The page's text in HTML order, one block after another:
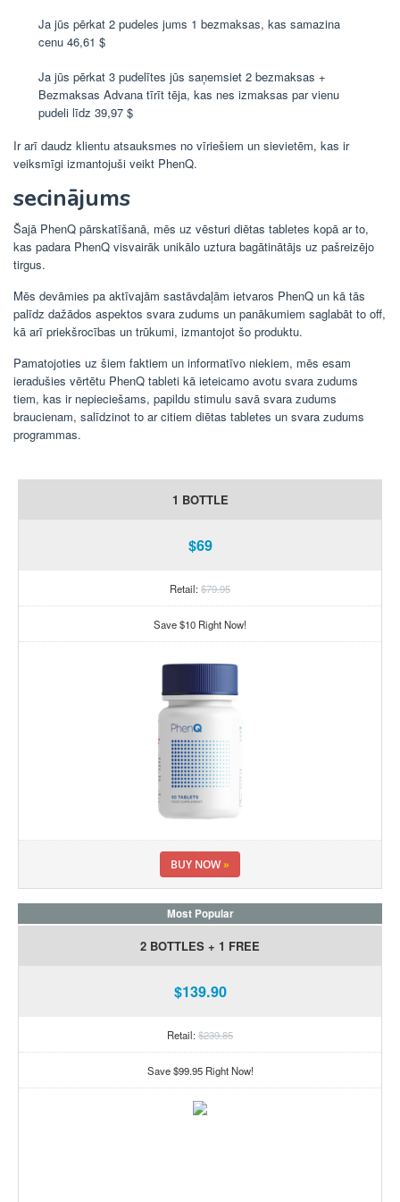
Ja jūs pērkat 2 pudeles jums 1 bezmaksas, kas samazina
cenu 46,61 $
Ja jūs pērkat 3 pudelītes jūs saņemsiet 2 bezmaksas +
Bezmaksas Advana tīrīt tēja, kas nes izmaksas par vienu
pudeli līdz 39,97 $
Ir arī daudz klientu atsauksmes no vīriešiem un sievietēm, kas ir
veiksmīgi izmantojuši veikt PhenQ.
secinājums
Šajā PhenQ pārskatīšanā, mēs uz vēsturi diētas tabletes kopā ar to,
kas padara PhenQ visvairāk unikālo uztura bagātinātājs uz pašreizējo
tirgus.
Mēs devāmies pa aktīvajām sastāvdaļām ietvaros PhenQ un kā tās
palīdz dažādos aspektos svara zudums un panākumiem saglabāt to off,
kā arī priekšrocības un trūkumi, izmantojot šo produktu.
Pamatojoties uz šiem faktiem un informatīvo niekiem, mēs esam
ieradušies vērtētu PhenQ tableti kā ieteicamo avotu svara zudums
tiem, kas ir nepieciešams, papildu stimulu savā svara zudums
braucienam, salīdzinot to ar citiem diētas tabletes un svara zudums
programmas.
1 BOTTLE
$69
Retail:$79.95
Save $10 Right Now!
BUY NOW»
Most Popular
2 BOTTLES + 1 FREE
$139.90
Retail:$239.85
Save $99.95 Right Now!